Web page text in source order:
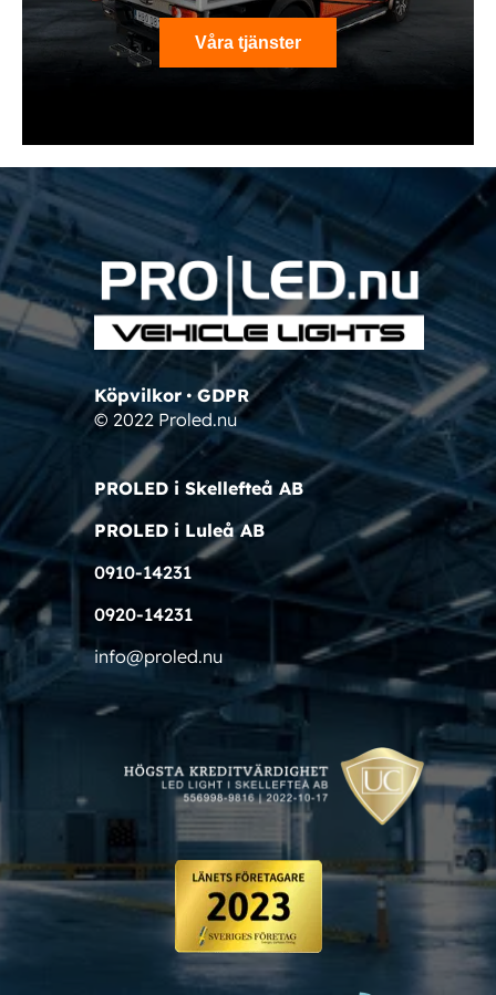
Våra tjänster
Köpvilkor•GDPR
© 2022 Proled.nu
PROLED i Skellefteå AB
PROLED i Luleå AB
0910-14231
0920-14231
info@proled.nu